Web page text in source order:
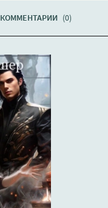
КОММЕНТАРИИ (0)